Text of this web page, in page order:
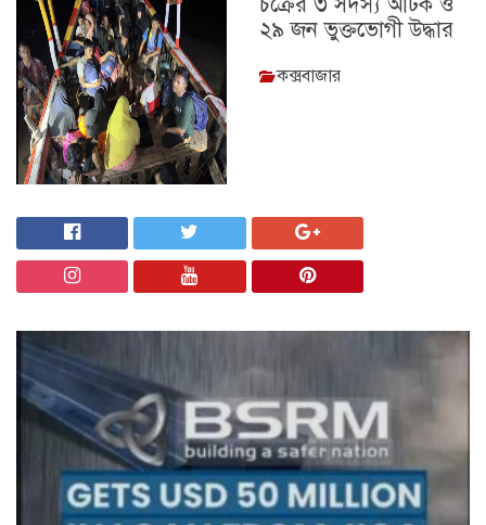
২৯ জন ভুক্তভোগী উদ্ধার
কক্সবাজার